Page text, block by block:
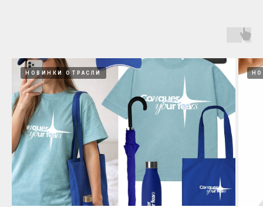
НОВИНКИ ОТРАСЛИ